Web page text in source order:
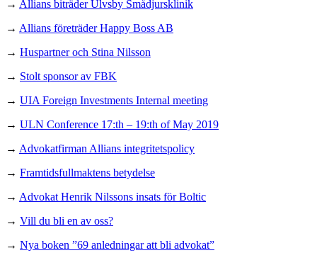
→ Allians biträder Ulvsby Smådjursklinik
→ Allians företräder Happy Boss AB
→ Huspartner och Stina Nilsson
→ Stolt sponsor av FBK
→ UIA Foreign Investments Internal meeting
→ ULN Conference 17:th – 19:th of May 2019
→ Advokatfirman Allians integritetspolicy
→ Framtidsfullmaktens betydelse
→ Advokat Henrik Nilssons insats för Boltic
→ Vill du bli en av oss?
→ Nya boken ”69 anledningar att bli advokat”